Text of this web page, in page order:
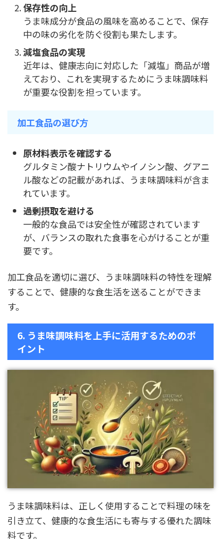
保存性の向上
うま味成分が食品の風味を高めることで、保存
中の味の劣化を防ぐ役割も果たします。
減塩食品の実現
近年は、健康志向に対応した「減塩」商品が増
えており、これを実現するためにうま味調味料
が重要な役割を担っています。
加工食品の選び方
原材料表示を確認する
グルタミン酸ナトリウムやイノシン酸、グアニ
ル酸などの記載があれば、うま味調味料が含ま
れています。
過剰摂取を避ける
一般的な食品では安全性が確認されています
が、バランスの取れた食事を心がけることが重
要です。
加工食品を適切に選び、うま味調味料の特性を理解
することで、健康的な食生活を送ることができま
す。
6. うま味調味料を上手に活用するためのポ
イント
うま味調味料は、正しく使用することで料理の味を
引き立て、健康的な食生活にも寄与する優れた調味
料です。